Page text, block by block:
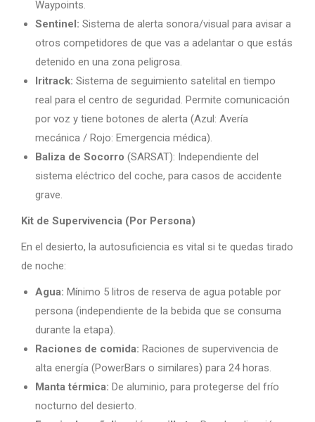
Waypoints.
Sentinel: Sistema de alerta sonora/visual para avisar a
otros competidores de que vas a adelantar o que estás
detenido en una zona peligrosa.
Iritrack: Sistema de seguimiento satelital en tiempo
real para el centro de seguridad. Permite comunicación
por voz y tiene botones de alerta (Azul: Avería
mecánica / Rojo: Emergencia médica).
Baliza de Socorro (SARSAT): Independiente del
sistema eléctrico del coche, para casos de accidente
grave.
Kit de Supervivencia (Por Persona)
En el desierto, la autosuficiencia es vital si te quedas tirado
de noche:
Agua: Mínimo 5 litros de reserva de agua potable por
persona (independiente de la bebida que se consuma
durante la etapa).
Raciones de comida: Raciones de supervivencia de
alta energía (PowerBars o similares) para 24 horas.
Manta térmica: De aluminio, para protegerse del frío
nocturno del desierto.